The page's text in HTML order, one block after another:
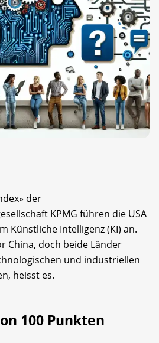
der
KPMG führen die USA
Künstliche Intelligenz (KI) an.
China, doch beide Länder
und industriellen
heisst es.
100 Punkten